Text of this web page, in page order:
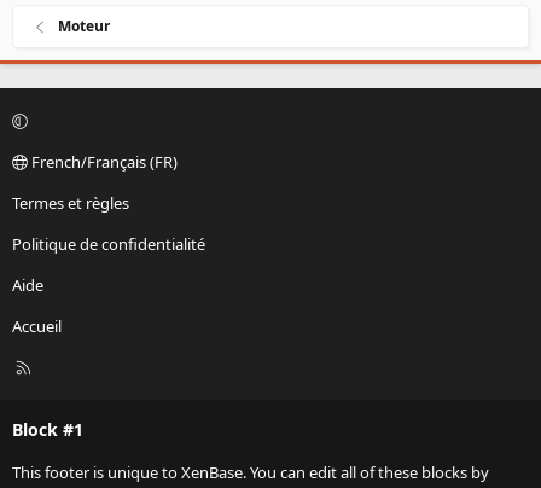
Moteur
French/Français (FR)
Termes et règles
Politique de confidentialité
Aide
Accueil
R
Block #1
This footer is unique to XenBase. You can edit all of these blocks by